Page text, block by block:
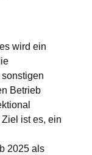
wird ein
Betrieb
ist es, ein
2025 als